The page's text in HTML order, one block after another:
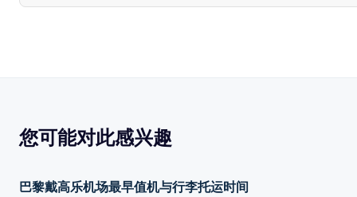
您可能对此感兴趣
巴黎戴高乐机场最早值机与行李托运时间